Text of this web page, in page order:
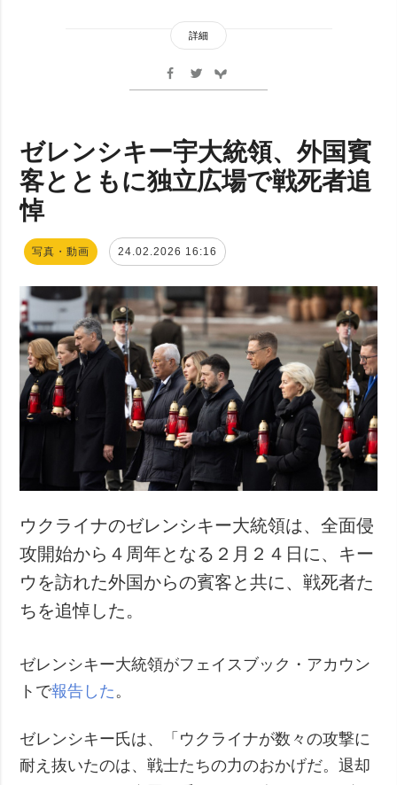
詳細
ゼレンシキー宇大統領、外国賓
客とともに独立広場で戦死者追
悼
写真・動画 24.02.2026 16:16
ウクライナのゼレンシキー大統領は、全面侵
攻開始から４周年となる２月２４日に、キー
ウを訪れた外国からの賓客と共に、戦死者た
ちを追悼した。
ゼレンシキー大統領がフェイスブック・アカウン
トで報告した 。
ゼレンシキー氏は、「ウクライナが数々の攻撃に
耐え抜いたのは、戦士たちの力のおかげだ。退却